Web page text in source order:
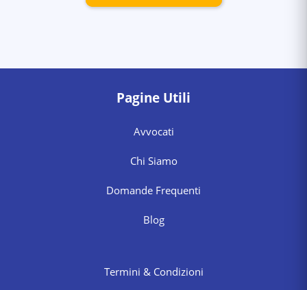
Pagine Utili
Avvocati
Chi Siamo
Domande Frequenti
Blog
Termini & Condizioni